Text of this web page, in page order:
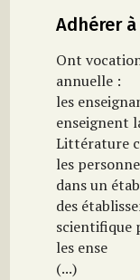
Adhérer à
Ont
annuelle :
les
enseignent
Littérature
les
dans un
des
scientifique
les ense
(...)